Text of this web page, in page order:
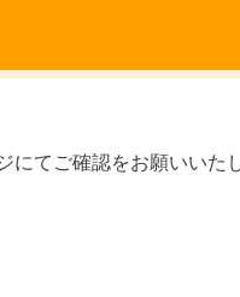
てご確認をお願いいた